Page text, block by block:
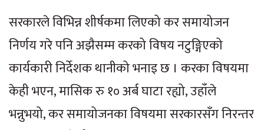
सरकारले विभिन्न शीर्षकमा लिएको कर समायोजन
निर्णय गरे पनि अझैसम्म करको विषय नटुङ्गिएको
कार्यकारी निर्देशक थानीको भनाइ छ । करका विषयमा
केही भएन, मासिक रु १० अर्ब घाटा रह्यो, उहाँले
भन्नुभयो, कर समायोजनका विषयमा सरकारसँग निरन्तर